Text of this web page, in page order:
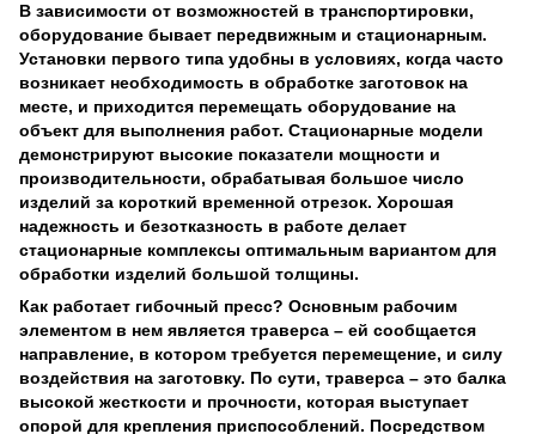
В зависимости от возможностей в транспортировки,
оборудование бывает передвижным и стационарным.
Установки первого типа удобны в условиях, когда часто
возникает необходимость в обработке заготовок на
месте, и приходится перемещать оборудование на
объект для выполнения работ. Стационарные модели
демонстрируют высокие показатели мощности и
производительности, обрабатывая большое число
изделий за короткий временной отрезок. Хорошая
надежность и безотказность в работе делает
стационарные комплексы оптимальным вариантом для
обработки изделий большой толщины.
Как работает гибочный пресс? Основным рабочим
элементом в нем является траверса – ей сообщается
направление, в котором требуется перемещение, и силу
воздействия на заготовку. По сути, траверса – это балка
высокой жесткости и прочности, которая выступает
опорой для крепления приспособлений. Посредством